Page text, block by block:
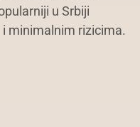
u Srbiji
minimalnim rizicima.